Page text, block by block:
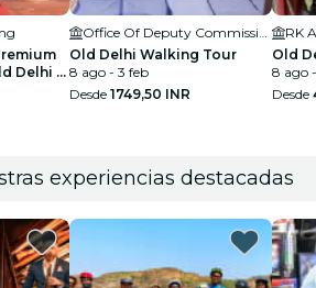
Delhi -
Old Delhi Walking Tour
8 ago - 3 feb
Desde 1749,50 INR
RK
Old
8 ago
Desde
experiencias destacadas